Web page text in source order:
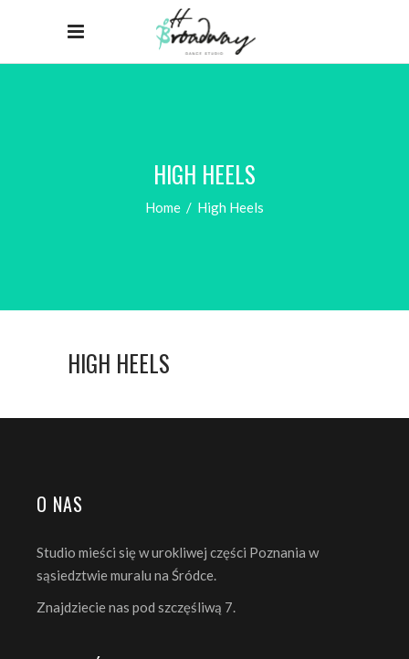
HIGH HEELS
Home / High Heels
HIGH HEELS
O NAS
Studio mieści się w urokliwej części Poznania w
sąsiedztwie muralu na Śródce.
Znajdziecie nas pod szczęśliwą 7.